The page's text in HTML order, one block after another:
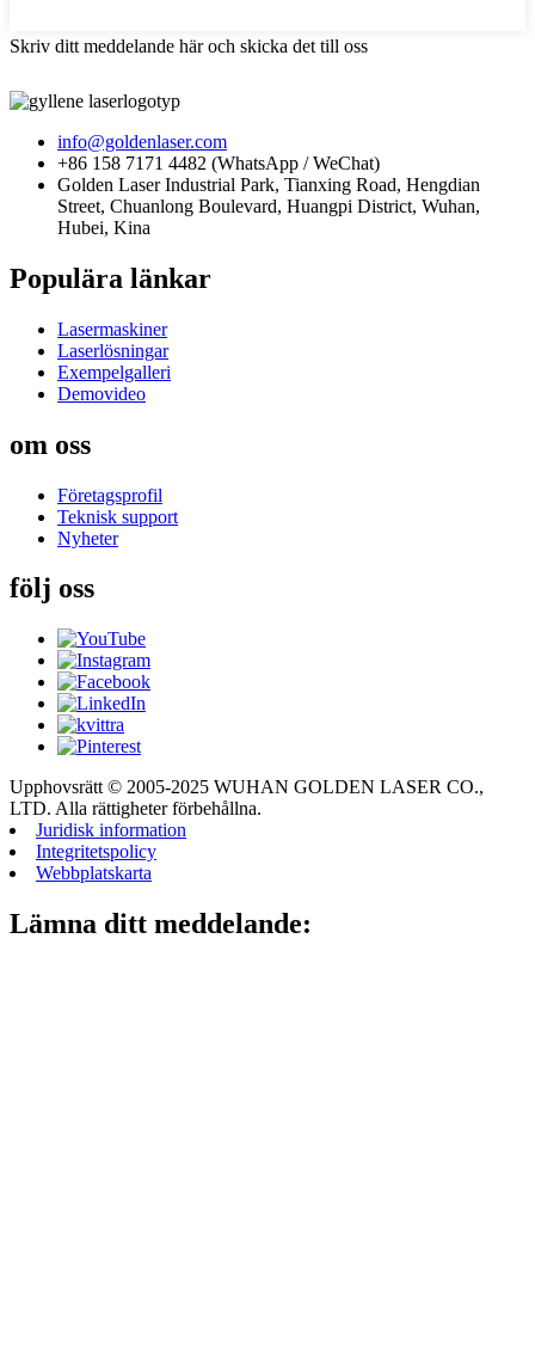
Skriv ditt meddelande här och skicka det till oss
info@goldenlaser.com
+86 158 7171 4482 (WhatsApp / WeChat)
Golden Laser Industrial Park, Tianxing Road, Hengdian
Street, Chuanlong Boulevard, Huangpi District, Wuhan,
Hubei, Kina
Populära länkar
Lasermaskiner
Laserlösningar
Exempelgalleri
Demovideo
om oss
Företagsprofil
Teknisk support
Nyheter
följ oss
Upphovsrätt © 2005-2025 WUHAN GOLDEN LASER CO.,
LTD. Alla rättigheter förbehållna.
Juridisk information
Integritetspolicy
Webbplatskarta
Lämna ditt meddelande: